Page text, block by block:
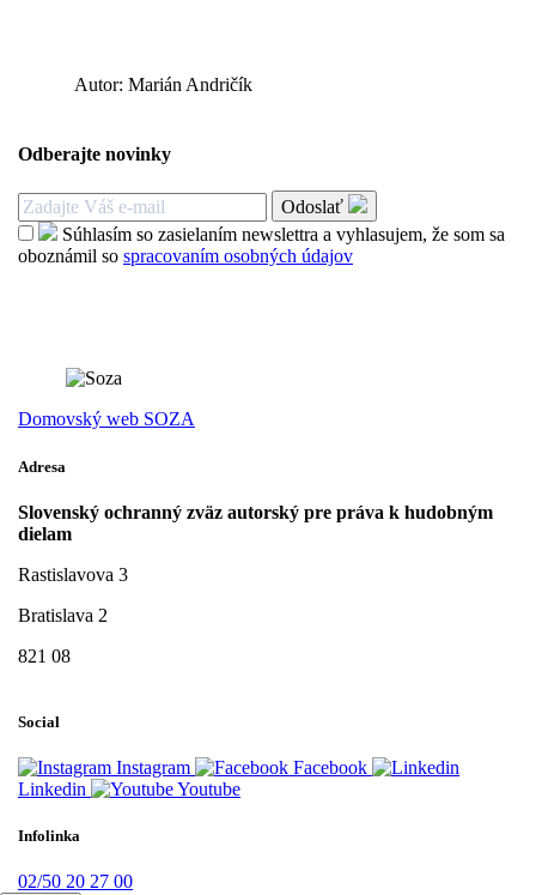
Autor: Marián Andričík
Odberajte novinky
Odoslať
Súhlasím so zasielaním newslettra a vyhlasujem, že som sa
oboznámil so spracovaním osobných údajov
Domovský web SOZA
Adresa
Slovenský ochranný zväz autorský pre práva k hudobným
dielam
Rastislavova 3
Bratislava 2
821 08
Social
Instagram
Facebook
Linkedin
Youtube
Infolinka
02/50 20 27 00